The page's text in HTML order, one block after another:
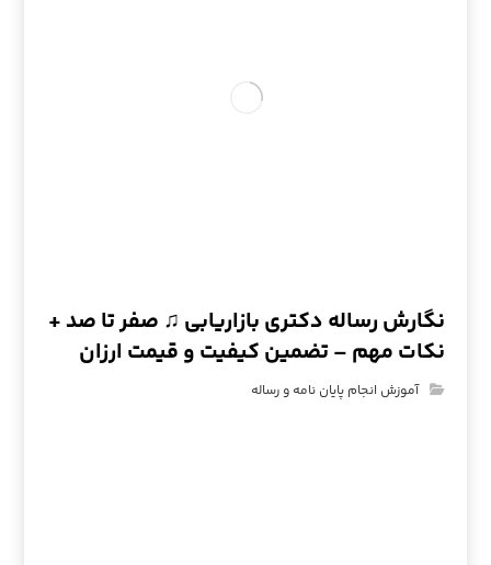
نگارش رساله دکتری بازاریابی ♫ صفر تا صد +
نکات مهم – تضمین کیفیت و قیمت ارزان
آموزش انجام پایان نامه و رساله